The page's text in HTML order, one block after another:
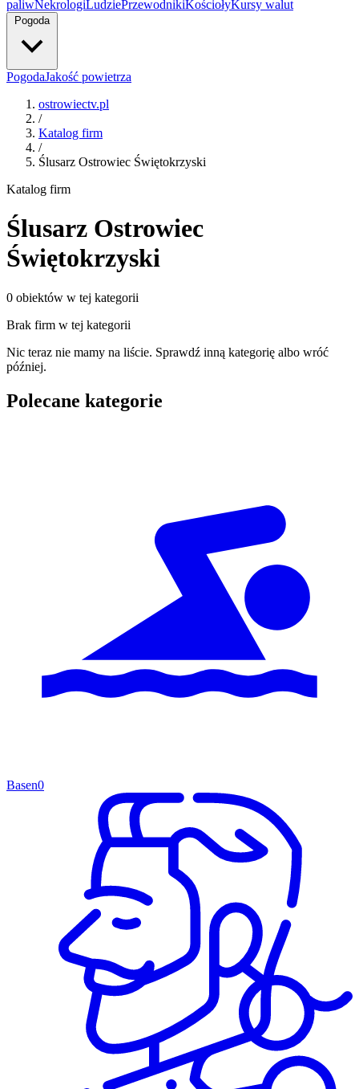
paliwNekrologiLudziePrzewodnikiKościołyKursy walut
Pogoda
PogodaJakość powietrza
ostrowiectv.pl
/
Katalog firm
/
Ślusarz Ostrowiec Świętokrzyski
Katalog firm
Ślusarz Ostrowiec
Świętokrzyski
0 obiektów w tej kategorii
Brak firm w tej kategorii
Nic teraz nie mamy na liście. Sprawdź inną kategorię albo wróć
później.
Polecane kategorie
Basen0